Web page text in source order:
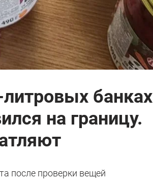
на границу.
после проверки вещей